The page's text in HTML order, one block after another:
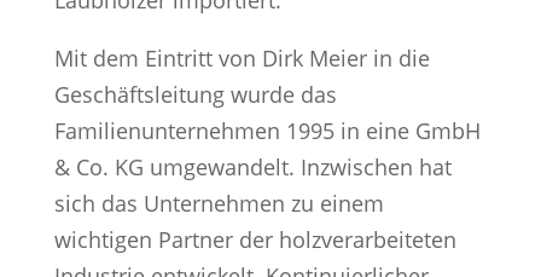
Mit dem Eintritt von Dirk Meier in die
Geschäftsleitung wurde das
Familienunternehmen 1995 in eine GmbH
& Co. KG umgewandelt. Inzwischen hat
sich das Unternehmen zu einem
wichtigen Partner der holzverarbeiteten